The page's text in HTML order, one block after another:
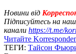
Новини від
Підписуйтесь на
канали https://t.me/
Читайте
ТЕГИ: Тайсон